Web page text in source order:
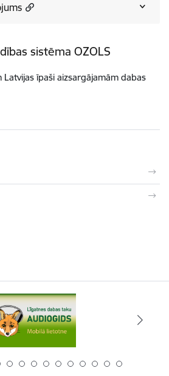
sistēma OZOLS
īpaši aizsargājamām dabas